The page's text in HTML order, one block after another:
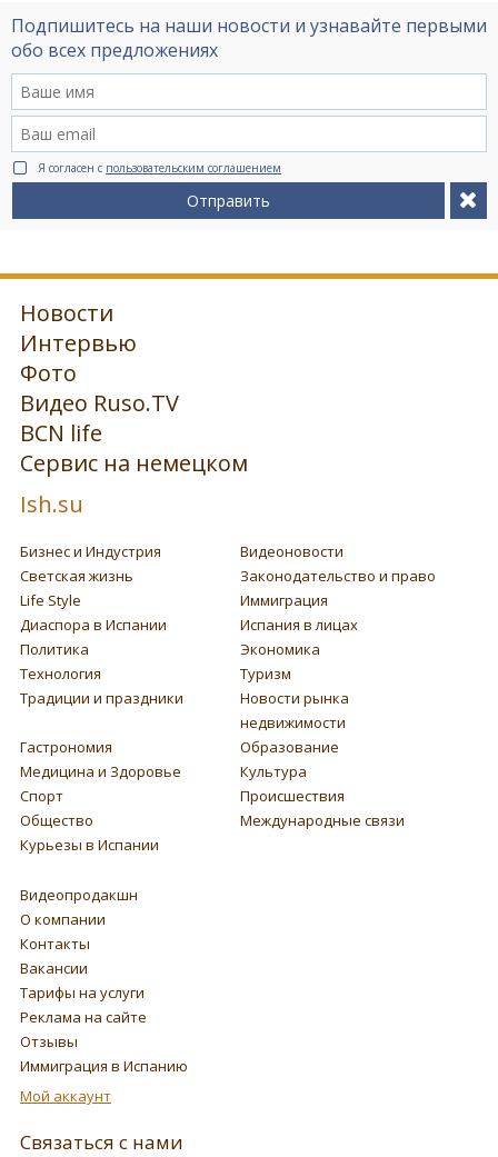
Подпишитесь на наши новости и узнавайте первыми
обо всех предложениях
Я согласен с пользовательским соглашением
Отправить
Новости
Интервью
Фото
Видео Ruso.TV
BCN life
Сервис на немецком
Ish.su
Бизнес и Индустрия
Видеоновости
Светская жизнь
Законодательство и право
Life Style
Иммиграция
Диаспора в Испании
Испания в лицах
Политика
Экономика
Технология
Туризм
Традиции и праздники
Новости рынка
недвижимости
Гастрономия
Образование
Медицина и Здоровье
Культура
Спорт
Происшествия
Общество
Международные связи
Курьезы в Испании
Видеопродакшн
О компании
Контакты
Вакансии
Тарифы на услуги
Реклама на сайте
Отзывы
Иммиграция в Испанию
Мой аккаунт
Связаться с нами